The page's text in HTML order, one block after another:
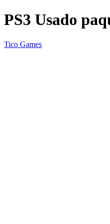
PS3 Usado
Tico Games